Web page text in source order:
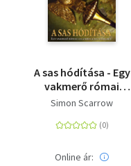
A sas hódítása - Egy
vakmerő római
kalandjai a
Simon Scarrow
Online ár: